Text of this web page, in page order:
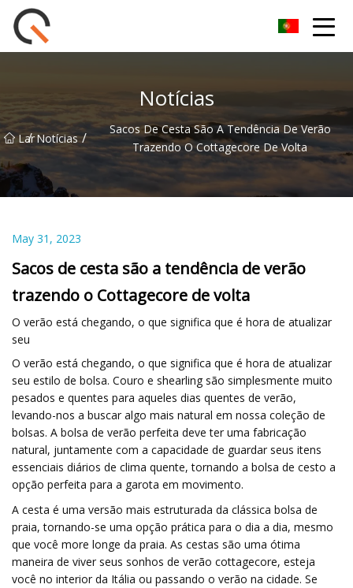
Notícias
Lar
/ Notícias /
Sacos De Cesta São A Tendência De Verão
Trazendo O Cottagecore De Volta
May 31, 2023
Sacos de cesta são a tendência de verão
trazendo o Cottagecore de volta
O verão está chegando, o que significa que é hora de atualizar
seu
O verão está chegando, o que significa que é hora de atualizar
seu estilo de bolsa. Couro e shearling são simplesmente muito
pesados ​​e quentes para aqueles dias quentes de verão,
levando-nos a buscar algo mais natural em nossa coleção de
bolsas. A bolsa de verão perfeita deve ter uma fabricação
natural, juntamente com a capacidade de guardar seus itens
essenciais diários de clima quente, tornando a bolsa de cesto a
opção perfeita para a garota em movimento.
A cesta é uma versão mais estruturada da clássica bolsa de
praia, tornando-se uma opção prática para o dia a dia, mesmo
que você more longe da praia. As cestas são uma ótima
maneira de viver seus sonhos de verão cottagecore, esteja
você no interior da Itália ou passando o verão na cidade. Se